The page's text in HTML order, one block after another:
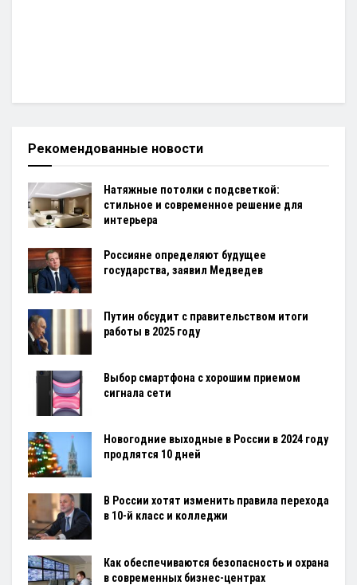
Рекомендованные новости
Натяжные потолки с подсветкой:
стильное и современное решение для
интерьера
Россияне определяют будущее
государства, заявил Медведев
Путин обсудит с правительством итоги
работы в 2025 году
Выбор смартфона с хорошим приемом
сигнала сети
Новогодние выходные в России в 2024 году
продлятся 10 дней
В России хотят изменить правила перехода
в 10-й класс и колледжи
Как обеспечиваются безопасность и охрана
в современных бизнес-центрах